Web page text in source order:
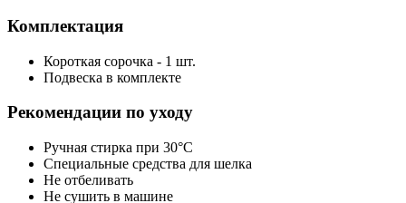
Комплектация
Короткая сорочка - 1 шт.
Подвеска в комплекте
Рекомендации по уходу
Ручная стирка при 30°C
Специальные средства для шелка
Не отбеливать
Не сушить в машине